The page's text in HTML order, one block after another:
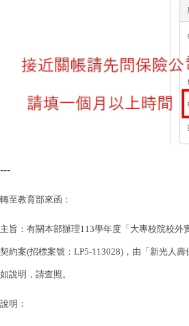
---
轉至教育部來函：
主旨：有關本部辦理113學年度「大專校院校外
契約案(招標案號：LP5-113028)，由「新光人
如說明，請查照。
說明：